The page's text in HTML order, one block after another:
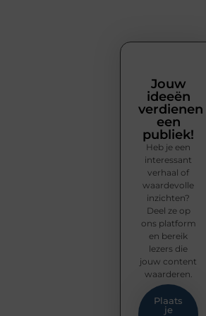
Jouw
ideeën
verdienen
een
publiek!
Heb je een
interessant
verhaal of
waardevolle
inzichten?
Deel ze op
ons platform
en bereik
lezers die
jouw content
waarderen.
Plaats
je